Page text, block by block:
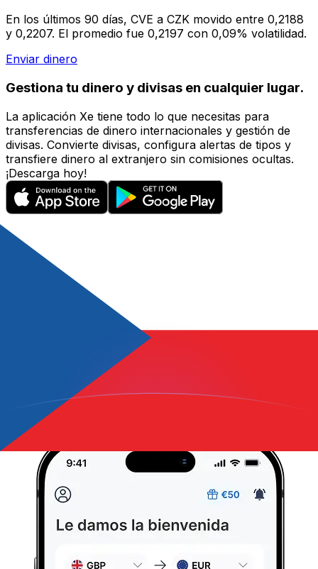
En los últimos 90 días, CVE a CZK movido entre 0,2188
y 0,2207. El promedio fue 0,2197 con 0,09% volatilidad.
Enviar dinero
Gestiona tu dinero y divisas en cualquier lugar.
La aplicación Xe tiene todo lo que necesitas para
transferencias de dinero internacionales y gestión de
divisas. Convierte divisas, configura alertas de tipos y
transfiere dinero al extranjero sin comisiones ocultas.
¡Descarga hoy!